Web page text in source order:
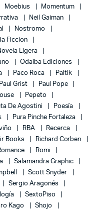
Moebius
Momentum
Neil Gaiman
Nostromo
Ficcion
Ligera
Odaiba Ediciones
Paco Roca
Paltik
Paul Grist
Paul Pope
Pepeto
De Agostini
Poesía
Pura Pinche Fortaleza
RBA
Recerca
Books
Richard Corben
Romi
Salamandra Graphic
Scott Snyder
Sergio Aragonés
SextoPiso
Kago
Shojo